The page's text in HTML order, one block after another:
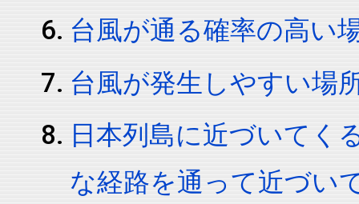
台風が通る確率の高い
台風が発生しやすい場
日本列島に近づいてく
な経路を通って近づい